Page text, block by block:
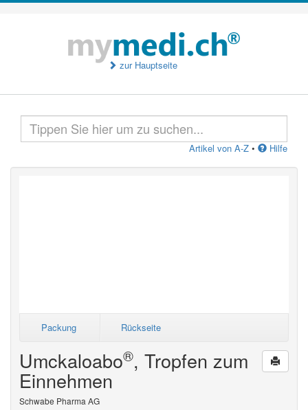
zur Hauptseite
Artikel von A-Z • Hilfe
Packung Rückseite
Umckaloabo®, Tropfen zum
Einnehmen
Schwabe Pharma AG